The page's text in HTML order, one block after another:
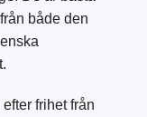
både den
frihet från